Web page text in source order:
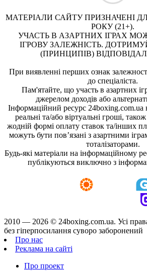
МАТЕРІАЛИ САЙТУ ПРИЗНАЧЕНІ
РОКУ (21+).
УЧАСТЬ В АЗАРТНИХ ІГРАХ
ІГРОВУ ЗАЛЕЖНІСТЬ.
(ПРИНЦИПІВ)
При виявленні перших ознак
до спеціаліста.
Пам'ятайте, що участь в азартних
джерелом доходів або
Інформаційний ресурс 24boxing.com.ua
реальні та/або віртуальні гроші,
жодній формі оплату ставок та/інших
можуть бути пов’язані з азартними
тоталізаторами.
Будь-які матеріали на інформаційному
публікуються виключно з
2010 — 2026 © 24boxing.com.ua. Усi
без гіперпосилання суворо заборонений
Про нас
Реклама на сайті
Про проект